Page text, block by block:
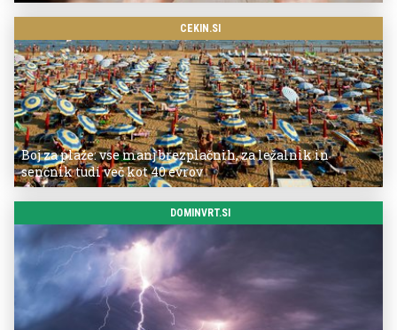
CEKIN.SI
Boj za plaže: vse manj brezplačnih, za ležalnik in
senčnik tudi več kot 40 evrov
DOMINVRT.SI